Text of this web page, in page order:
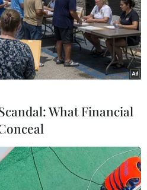
What Financial